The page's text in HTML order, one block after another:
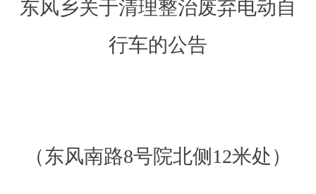
东风乡关于清理整治废弃电动自
行车的公告
（东风南路8号院北侧12米处）